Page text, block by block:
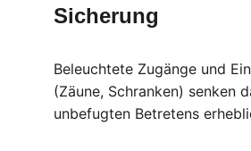
Sicherung
Beleuchtete Zugänge und
(Zäune, Schranken) senken
unbefugten Betretens